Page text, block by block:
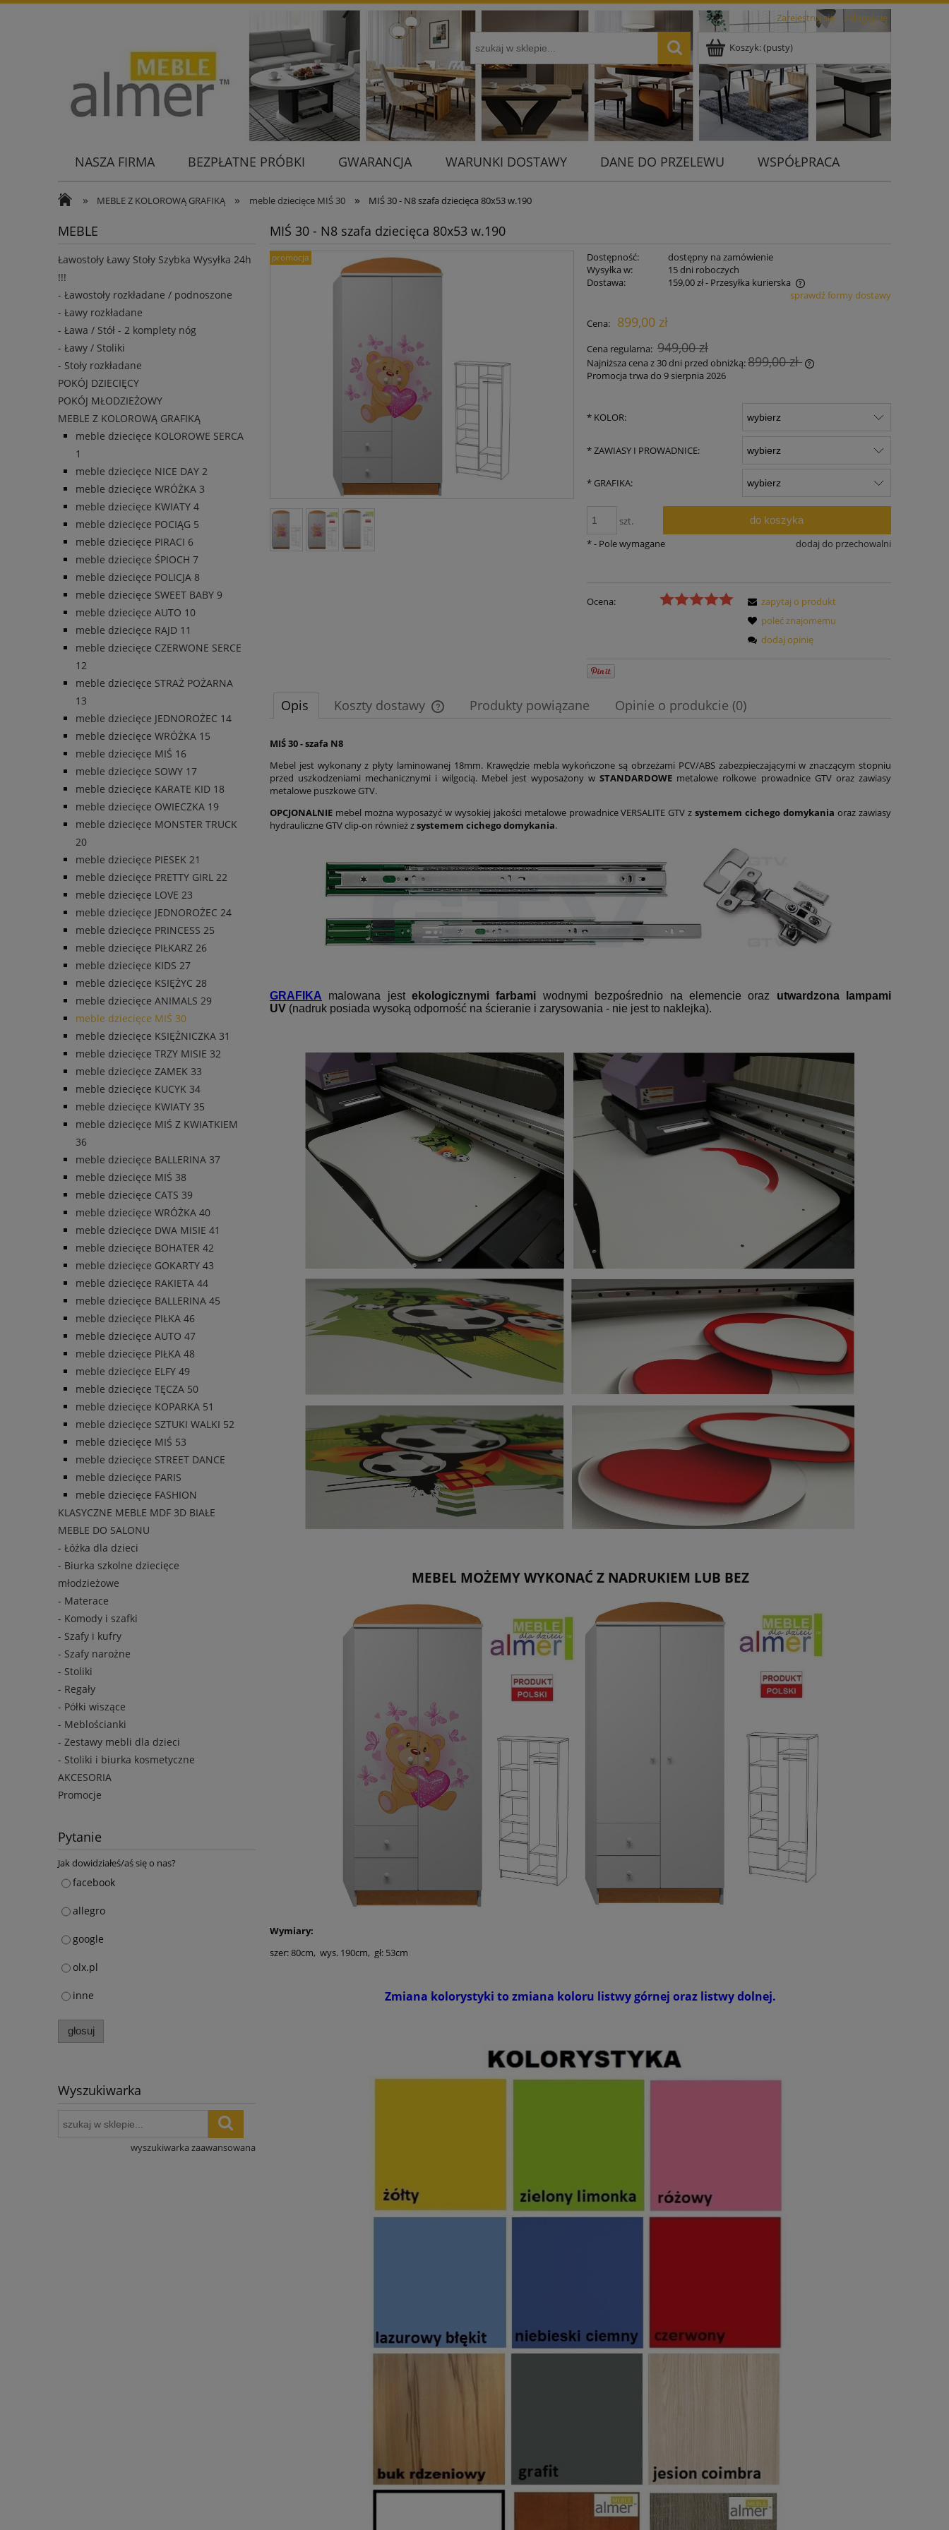
Zarejestruj się Zaloguj się
Koszyk:(pusty)
NASZA FIRMA BEZPŁATNE PRÓBKI GWARANCJA WARUNKI DOSTAWY DANE DO PRZELEWU
WSPÓŁPRACA
» MEBLE Z KOLOROWĄ GRAFIKĄ » meble dziecięce MIŚ 30 » MIŚ 30 - N8 szafa dziecięca 80x53 w.190
MEBLE
Ławostoły Ławy Stoły Szybka Wysyłka 24h
!!!
- Ławostoły rozkładane / podnoszone
- Ławy rozkładane
- Ława / Stół - 2 komplety nóg
- Ławy / Stoliki
- Stoły rozkładane
POKÓJ DZIECIĘCY
POKÓJ MŁODZIEŻOWY
MEBLE Z KOLOROWĄ GRAFIKĄ
meble dziecięce KOLOROWE SERCA
1
meble dziecięce NICE DAY 2
meble dziecięce WRÓŻKA 3
meble dziecięce KWIATY 4
meble dziecięce POCIĄG 5
meble dziecięce PIRACI 6
meble dziecięce ŚPIOCH 7
meble dziecięce POLICJA 8
meble dziecięce SWEET BABY 9
meble dziecięce AUTO 10
meble dziecięce RAJD 11
meble dziecięce CZERWONE SERCE
12
meble dziecięce STRAŻ POŻARNA
13
meble dziecięce JEDNOROŻEC 14
meble dziecięce WRÓŻKA 15
meble dziecięce MIŚ 16
meble dziecięce SOWY 17
meble dziecięce KARATE KID 18
meble dziecięce OWIECZKA 19
meble dziecięce MONSTER TRUCK
20
meble dziecięce PIESEK 21
meble dziecięce PRETTY GIRL 22
meble dziecięce LOVE 23
meble dziecięce JEDNOROŻEC 24
meble dziecięce PRINCESS 25
meble dziecięce PIŁKARZ 26
meble dziecięce KIDS 27
meble dziecięce KSIĘŻYC 28
meble dziecięce ANIMALS 29
meble dziecięce MIŚ 30
meble dziecięce KSIĘŻNICZKA 31
meble dziecięce TRZY MISIE 32
meble dziecięce ZAMEK 33
meble dziecięce KUCYK 34
meble dziecięce KWIATY 35
meble dziecięce MIŚ Z KWIATKIEM
36
meble dziecięce BALLERINA 37
meble dziecięce MIŚ 38
meble dziecięce CATS 39
meble dziecięce WRÓŻKA 40
meble dziecięce DWA MISIE 41
meble dziecięce BOHATER 42
meble dziecięce GOKARTY 43
meble dziecięce RAKIETA 44
meble dziecięce BALLERINA 45
meble dziecięce PIŁKA 46
meble dziecięce AUTO 47
meble dziecięce PIŁKA 48
meble dziecięce ELFY 49
meble dziecięce TĘCZA 50
meble dziecięce KOPARKA 51
meble dziecięce SZTUKI WALKI 52
meble dziecięce MIŚ 53
meble dziecięce STREET DANCE
meble dziecięce PARIS
meble dziecięce FASHION
KLASYCZNE MEBLE MDF 3D BIAŁE
MEBLE DO SALONU
- Łóżka dla dzieci
- Biurka szkolne dziecięce
młodzieżowe
- Materace
- Komody i szafki
- Szafy i kufry
- Szafy narożne
- Stoliki
- Regały
- Półki wiszące
- Meblościanki
- Zestawy mebli dla dzieci
- Stoliki i biurka kosmetyczne
AKCESORIA
Promocje
Pytanie
Jak dowidziałeś/aś się o nas?
facebook
allegro
google
olx.pl
inne
głosuj
Wyszukiwarka
wyszukiwarka zaawansowana
MIŚ 30 - N8 szafa dziecięca 80x53 w.190
promocja Dostępność:
dostępny na zamówienie
Wysyłka w:
15 dni roboczych
Dostawa:
159,00 zł- Przesyłka kurierska
płatności
sprawdź formy dostawy
Cena: 899,00 zł
Cena regularna: 949,00 zł
Najniższa cena z 30 dni przed obniżką:899,00 zł
momentu, kiedy produkt pojawił się w
Promocja trwa do 9 sierpnia 2026
* KOLOR:
*ZAWIASY I PROWADNICE:
* GRAFIKA:
szt. do koszyka
dodaj do przechowalni
*- Pole wymagane
Ocena:
zapytaj o produkt
poleć znajomemu
dodaj opinię
Opis Koszty dostawy Produkty powiązane Opinie o produkcie (0)
MIŚ 30 - szafa N8
Mebel jest wykonany z płyty laminowanej 18mm. Krawędzie mebla wykończone są obrzeżami PCV/ABS zabezpieczającymi w znaczącym stopniu
przed uszkodzeniami mechanicznymi i wilgocią. Mebel jest wyposażony wSTANDARDOWE metalowe rolkowe prowadnice GTV oraz zawiasy
metalowe puszkowe GTV.
OPCJONALNIE mebel można wyposażyć w wysokiej jakości metalowe prowadnice VERSALITE GTV zsystemem cichego domykania oraz zawiasy
hydrauliczne GTV clip-on również zsystemem cichego domykania.
GRAFIKA malowana jestekologicznymi farbami wodnymi bezpośrednio na elemencie oraz utwardzona lampami
UV (nadruk posiada wysoką odporność na ścieranie i zarysowania - nie jest to naklejka).
MEBEL MOŻEMY WYKONAĆ Z NADRUKIEM LUB BEZ
Wymiary:
szer: 80cm, wys. 190cm, gł: 53cm
Zmiana kolorystyki to zmiana koloru listwy górnej oraz listwy dolnej.